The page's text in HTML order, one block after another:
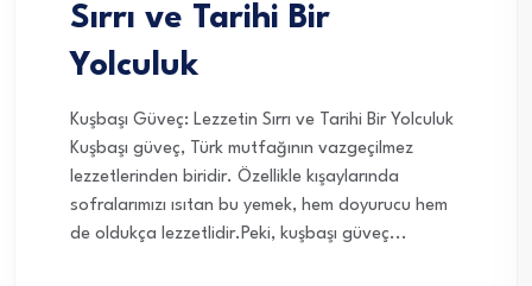
Sırrı ve Tarihi Bir
Yolculuk
Kuşbaşı Güveç: Lezzetin Sırrı ve Tarihi Bir Yolculuk
Kuşbaşı güveç, Türk mutfağının vazgeçilmez
lezzetlerinden biridir. Özellikle kışaylarında
sofralarımızı ısıtan bu yemek, hem doyurucu hem
de oldukça lezzetlidir.Peki, kuşbaşı güveç...